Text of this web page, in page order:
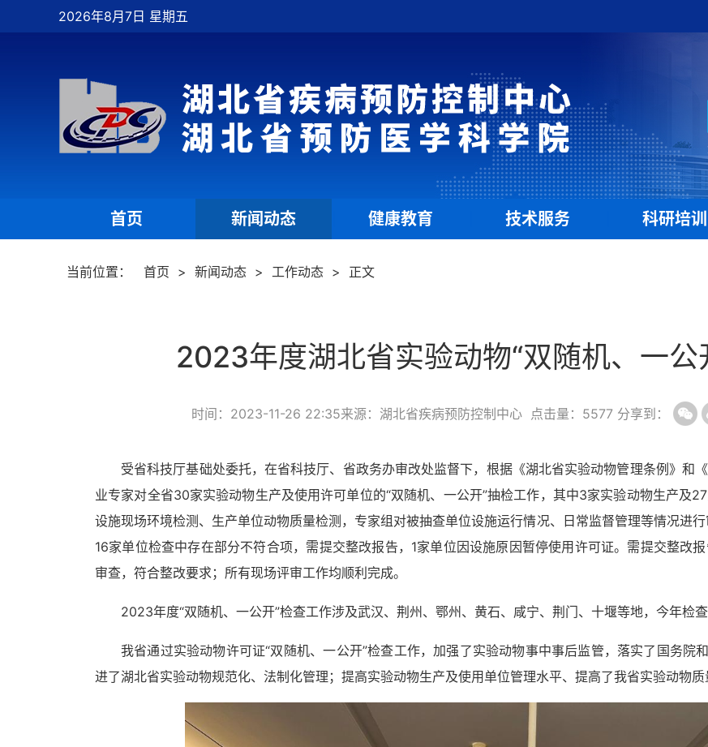
2026年8月7日 星期五
首页 新闻动态 健康教育 技术服务 科研培训
当前位置： 首页 > 新闻动态 > 工作动态 > 正文
2023年度湖北省实验动物“双随机、一公
时间：2023-11-26 22:35来源：湖北省疾病预防控制中心 点击量： 5577 分享到：
受省科技厅基础处委托，在省科技厅、省政务办审改处监督下，根据《湖北省实验动物管理条例》和
业专家对全省30家实验动物生产及使用许可单位的“双随机、 一公开”抽检工作，其中3家实验动物生产及
设施现场环境检测、生产单位动物质量检测，专家组对被抽查单位设施运行情况、日常监督管理等情况进
16家单位检查中存在部分不符合项，需提交整改报告，1家单位因设施原因暂停使用许可证。需提交整改
审查，符合整改要求；所有现场评审工作均顺利完成。
2023年度“双随机、一公开”检查工作涉及武汉、荆州、鄂州、黄石、咸宁、荆门、十堰等地，今年检
我省通过实验动物许可证“双随机、一公开”检查工作，加强了实验动物事中事后监管，落实了国务院
进了湖北省实验动物规范化、法制化管理；提高实验动物生产及使用单位管理水平、提高了我省实验动物质